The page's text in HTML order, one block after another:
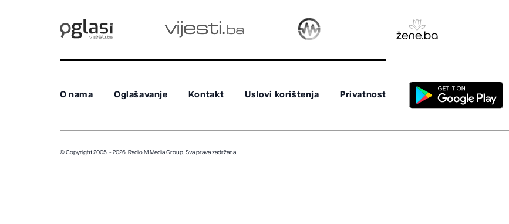
O nama Oglašavanje Kontakt Uslovi korištenja Privatnost
© Copyright 2005. - 2026. Radio M Media Group. Sva prava zadržana.